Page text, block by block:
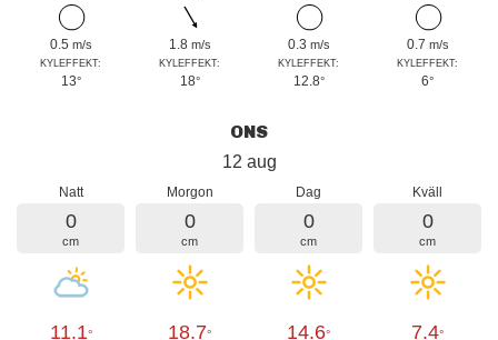
0.5 m/s
KYLEFFEKT:
13°
1.8 m/s
KYLEFFEKT:
18°
0.3 m/s
KYLEFFEKT:
12.8°
0.7 m/s
KYLEFFEKT:
6°
ONS
12 aug
Natt
0
cm
11.1°
Morgon
0
cm
18.7°
Dag
0
cm
14.6°
Kväll
0
cm
7.4°